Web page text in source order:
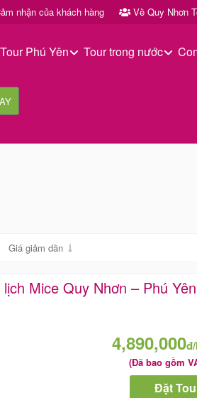
nhận của khách hàng Về Quy Nhơn
Tour Phú Yên Tour trong nước
Giá giảm dần
Mice Quy Nhơn – Phú
4,890,000
(Đã bao gồm
Đặt